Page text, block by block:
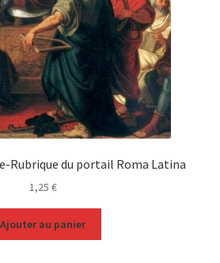
Rubrique du portail Roma Latina
1,25 €
Ajouter au panier